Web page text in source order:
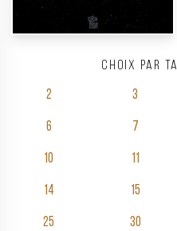
Choix par
2 3
6 7
10 11
14 15
25 30